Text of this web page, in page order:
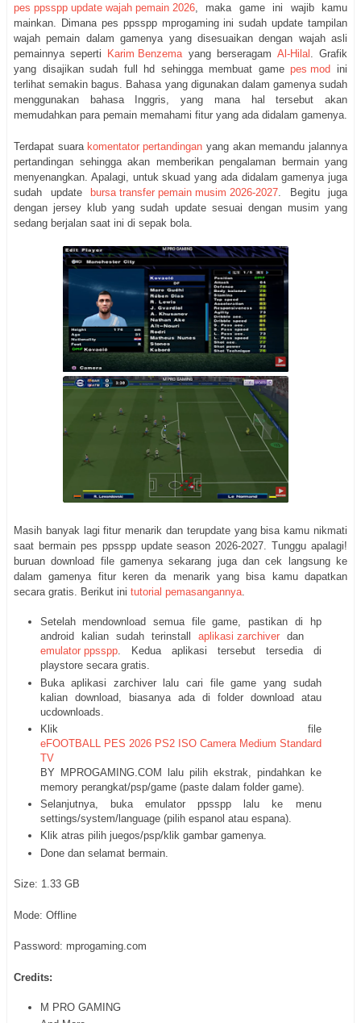
pes ppsspp update wajah pemain 2026, maka game ini wajib kamu
mainkan. Dimana pes ppsspp mprogaming ini sudah update tampilan
wajah pemain dalam gamenya yang disesuaikan dengan wajah asli
pemainnya seperti
Karim Benzemayang berseragam Al-Hilal . Grafik
yang disajikan sudah full hd sehingga membuat gamepes mod ini
terlihat semakin bagus. Bahasa yang digunakan dalam gamenya sudah
menggunakan bahasa Inggris, yang mana hal tersebut akan
memudahkan para pemain memahami fitur yang ada didalam gamenya.
Terdapat suarakomentator pertandingan yang akan memandu jalannya
pertandingan sehingga akan memberikan pengalaman bermain yang
menyenangkan. Apalagi, untuk skuad yang ada didalam gamenya juga
sudah update bursa transfer pemain musim 2026-2027 . Begitu juga
dengan jersey klub yang sudah update sesuai dengan musim yang
sedang berjalan saat ini di sepak bola.
Masih banyak lagi fitur menarik dan terupdate yang bisa kamu nikmati
saat bermain pes ppsspp update season 2026-2027. Tunggu apalagi!
buruan download file gamenya sekarang juga dan cek langsung ke
dalam gamenya fitur keren da menarik yang bisa kamu dapatkan
secara gratis. Berikut ini tutorial pemasangannya
Setelah mendownload semua file game, pastikan di hp
android kalian sudah terinstall aplikasi zarchiverdan
emulator ppsspp. Kedua aplikasi tersebut tersedia di
playstore secara gratis.
Buka aplikasi zarchiver lalu cari file game yang sudah
kalian download, biasanya ada di folder download atau
ucdownloads.
Klik file
eFOOTBALL PES 2026 PS2 ISO Camera Medium Standard
TV
BY MPROGAMING.COM lalu pilih ekstrak, pindahkan ke
memory perangkat/psp/game (paste dalam folder game).
Selanjutnya, buka emulator ppsspp lalu ke menu
settings/system/language (pilih espanol atau espana).
Klik atras pilih juegos/psp/klik gambar gamenya.
Done dan selamat bermain.
Size: 1.33 GB
Mode: Offline
Password: mprogaming.com
Credits:
M PRO GAMING